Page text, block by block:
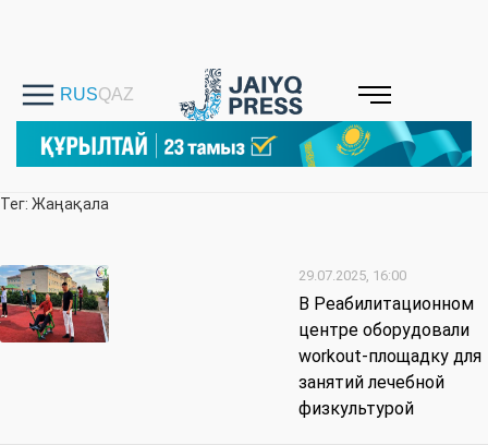
Тег: Жаңақала
29.07.2025, 16:00
В Реабилитационном
центре оборудовали
workout-площадку для
занятий лечебной
физкультурой